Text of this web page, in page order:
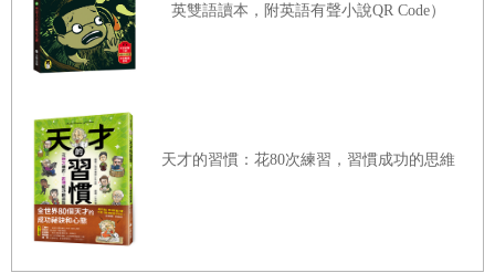
英雙語讀本，附英語有聲小說QR Code）
天才的習慣：花80次練習，習慣成功的思維